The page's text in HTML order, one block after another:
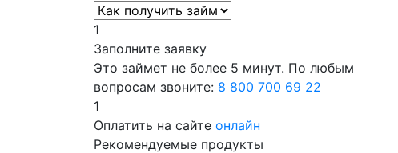
1
Заполните заявку
Это займет не более 5 минут. По любым
вопросам звоните: 8 800 700 69 22
1
Оплатить на сайте онлайн
Рекомендуемые продукты